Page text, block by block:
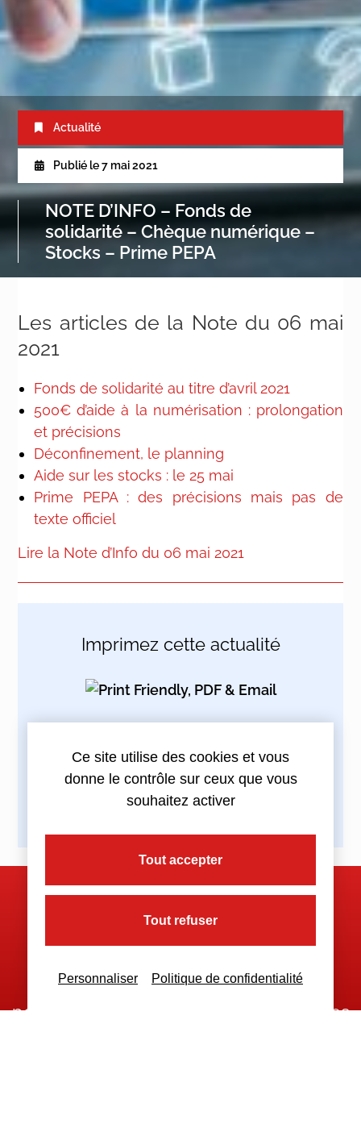
Actualité
Publié le 7 mai 2021
NOTE D’INFO – Fonds de
solidarité – Chèque numérique –
Stocks – Prime PEPA
Les articles de la Note du 06 mai
2021
Fonds de solidarité au titre d’avril 2021
500€ d’aide à la numérisation : prolongation
et précisions
Déconfinement, le planning
Aide sur les stocks : le 25 mai
Prime PEPA : des précisions mais pas de
texte officiel
Lire la Note d’Info du 06 mai 2021
Imprimez cette actualité
Nous contacter
Nous restons à votre disposition
pour toutes demandes complémentaires
Ce site utilise des cookies et vous
donne le contrôle sur ceux que vous
souhaitez activer
Tout accepter
Tout refuser
Personnaliser Politique de confidentialité